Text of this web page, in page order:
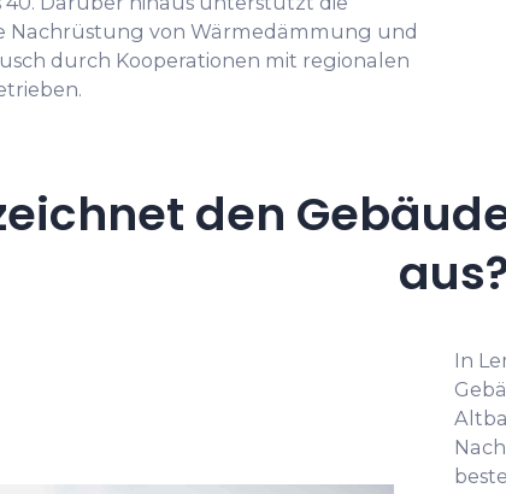
Nachrüstung von Wärmedämmung und
durch Kooperationen mit regionalen
den
In